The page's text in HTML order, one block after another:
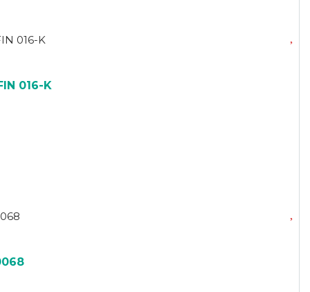
016-K